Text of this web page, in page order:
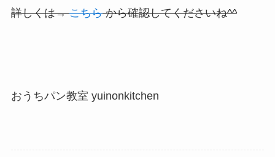
詳しくは→こちらから確認してくださいね^^
おうちパン教室 yuinonkitchen